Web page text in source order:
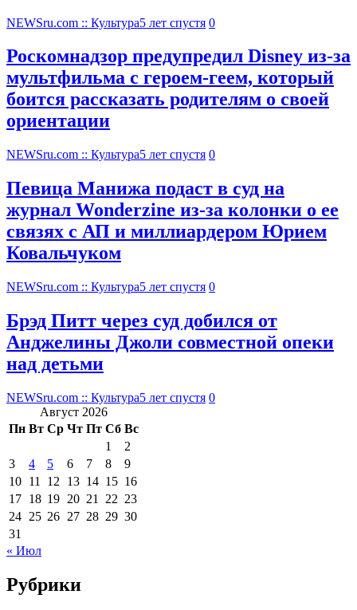
NEWSru.com :: Культура5 лет спустя 0
Роскомнадзор предупредил Disney из-за
мультфильма c героем-геем, который
боится рассказать родителям о своей
ориентации
NEWSru.com :: Культура5 лет спустя 0
Певица Манижа подаст в суд на
журнал Wonderzine из-за колонки о ее
связях с АП и миллиардером Юрием
Ковальчуком
NEWSru.com :: Культура5 лет спустя 0
Брэд Питт через суд добился от
Анджелины Джоли совместной опеки
над детьми
NEWSru.com :: Культура5 лет спустя 0
Август 2026
Пн Вт Ср Чт Пт Сб Вс
1
2
3
4 5 6 7 8
9
10 11 12 13 14 15 16
17 18 19 20 21 22 23
24 25 26 27 28 29 30
31
« Июл
Рубрики